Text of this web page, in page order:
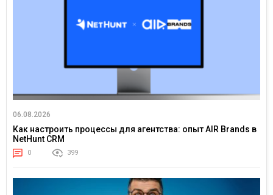
06.08.2026
Как настроить процессы для агентства: опыт AIR Brands в
NetHunt CRM
0 399